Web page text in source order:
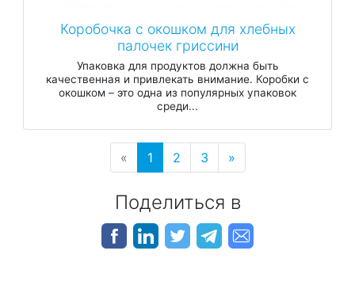
Коробочка с окошком для хлебных
палочек гриссини
Упаковка для продуктов должна быть
качественная и привлекать внимание. Коробки с
окошком – это одна из популярных упаковок
среди...
« 1 2 3 »
Поделиться в